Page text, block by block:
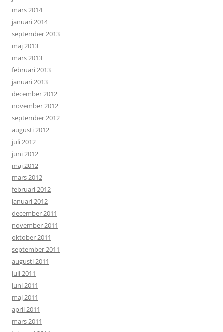
mars 2014
januari 2014
september 2013
maj 2013
mars 2013
februari 2013
januari 2013
december 2012
november 2012
september 2012
augusti 2012
juli 2012
juni 2012
maj 2012
mars 2012
februari 2012
januari 2012
december 2011
november 2011
oktober 2011
september 2011
augusti 2011
juli 2011
juni 2011
maj 2011
april 2011
mars 2011